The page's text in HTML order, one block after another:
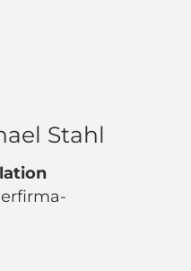
Stahl